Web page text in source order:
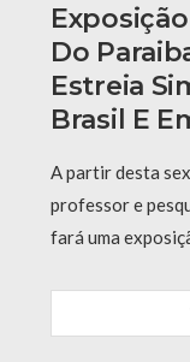
Do
Estreia
Brasil E
A partir desta
professor e
fará uma